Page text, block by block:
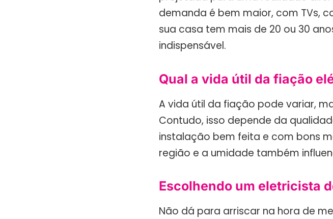
demanda é bem maior, com TVs,
sua casa tem mais de 20 ou 30
indispensável.
Qual a vida útil da fiação
A vida útil da fiação pode variar,
Contudo, isso depende da
instalação bem feita e com bons
região e a umidade também
Escolhendo um eletricista
Não dá para arriscar na hora de